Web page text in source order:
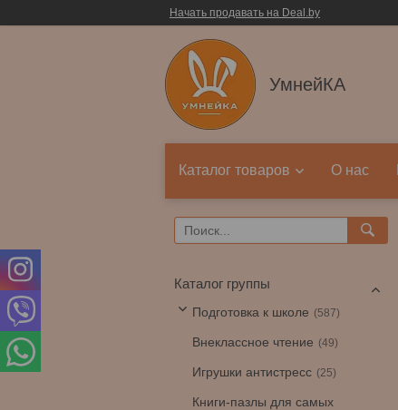
Начать продавать на Deal.by
УмнейКА
Каталог товаров О нас
Каталог группы
Подготовка к школе 587
Внеклассное чтение 49
Игрушки антистресс 25
Книги-пазлы для самых